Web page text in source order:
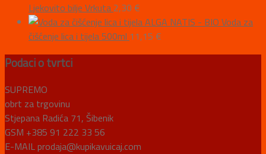
Ljekovito bilje Vrkuta 2,30 €
ALGA NATIS - BIO Voda za
čišćenje lica i tijela 500ml 11,15 €
Podaci o tvrtci
SUPREMO
obrt za trgovinu
Stjepana Radića 71, Šibenik
GSM +385 91 222 33 56
E-MAIL prodaja@kupikavuicaj.com